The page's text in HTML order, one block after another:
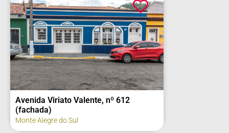
Avenida Viriato Valente, nº 612
(fachada)
Monte Alegre do Sul